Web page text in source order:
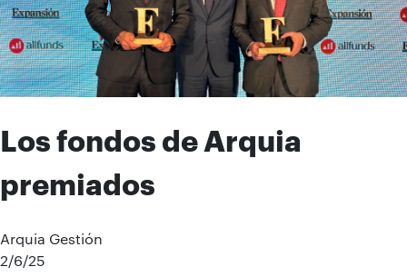
Los fondos de Arquia
premiados
Arquia Gestión
2/6/25